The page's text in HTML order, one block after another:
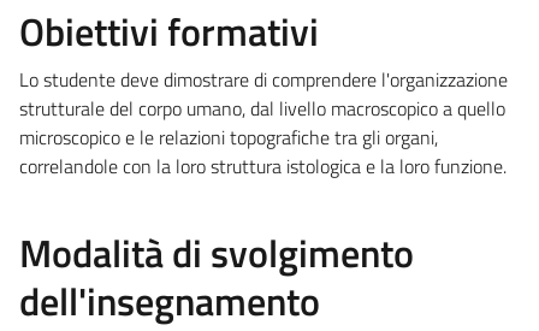
Obiettivi formativi
Lo studente deve dimostrare di comprendere l'organizzazione
strutturale del corpo umano, dal livello macroscopico a quello
microscopico e le relazioni topografiche tra gli organi,
correlandole con la loro struttura istologica e la loro funzione.
Modalità di svolgimento
dell'insegnamento